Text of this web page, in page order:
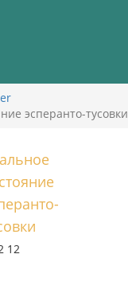
эсперанто-тусовки
12